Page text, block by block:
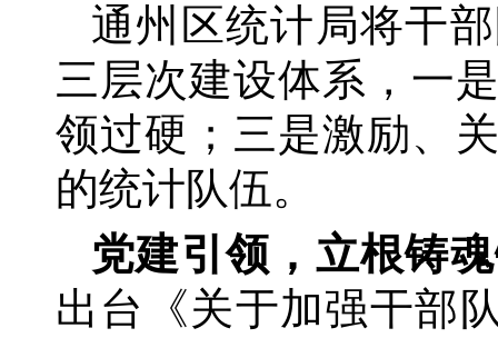
通州区统计局将干
三层次建设体系，一
领过硬；三是激励、
的统计队伍。
党建引领，立根铸
出台《关于加强干部